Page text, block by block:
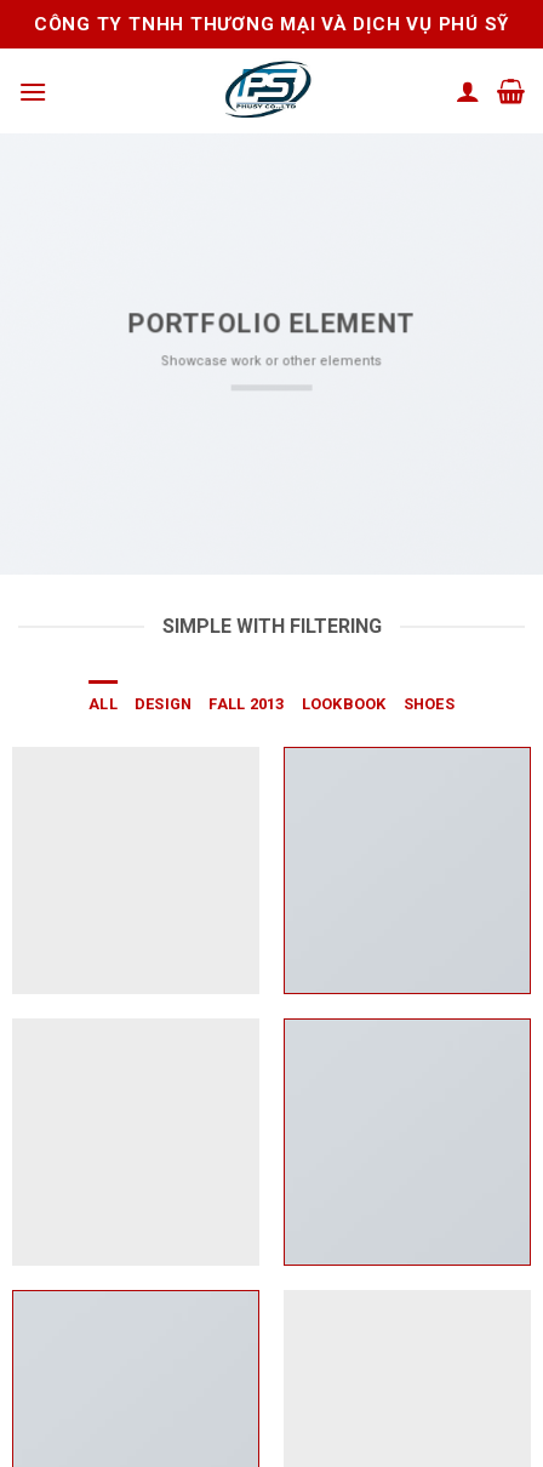
Skip
to
CÔNG TY TNHH THƯƠNG MẠI VÀ DỊCH VỤ PHÚ SỸ
PORTFOLIO ELEMENT
Showcase work or other elements
SIMPLE WITH FILTERING
ALL DESIGN FALL 2013 LOOKBOOK SHOES